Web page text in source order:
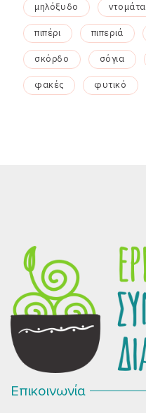
μηλόξυδο ντομάτα
πιπέρι πιπεριά
σκόρδο σόγια
φακές φυτικό
Επικοινωνία